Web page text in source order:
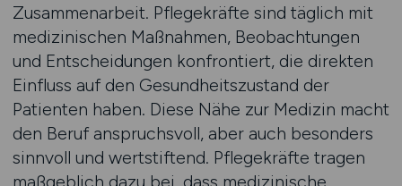
Zusammenarbeit. Pflegekräfte sind täglich mit
medizinischen Maßnahmen, Beobachtungen
und Entscheidungen konfrontiert, die direkten
Einfluss auf den Gesundheitszustand der
Patienten haben. Diese Nähe zur Medizin macht
den Beruf anspruchsvoll, aber auch besonders
sinnvoll und wertstiftend. Pflegekräfte tragen
maßgeblich dazu bei, dass medizinische